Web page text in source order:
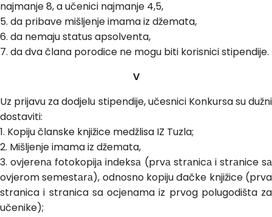
najmanje 8, a učenici najmanje 4,5,
5. da pribave mišljenje imama iz džemata,
6. da nemaju status apsolventa,
7. da dva člana porodice ne mogu biti korisnici stipendije.
V
Uz prijavu za dodjelu stipendije, učesnici Konkursa su dužni
dostaviti:
1. Kopiju članske knjižice medžlisa IZ Tuzla;
2. Mišljenje imama iz džemata,
3. ovjerenа fotokopijа indeksа (prvа strаnicа i strаnice sа
ovjerom semestаrа), odnosno kopiju đačke knjižice (prva
stranica i stranica sa ocjenama iz prvog polugodišta za
učenike);